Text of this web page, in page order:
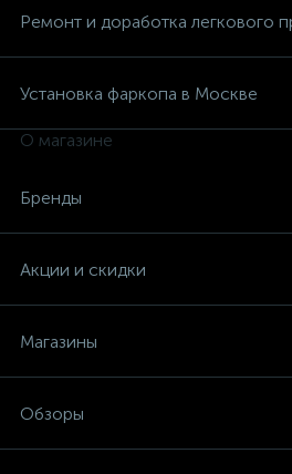
Ремонт и доработка легкового
Установка фаркопа в Москве
О магазине
Бренды
Акции и скидки
Магазины
Обзоры